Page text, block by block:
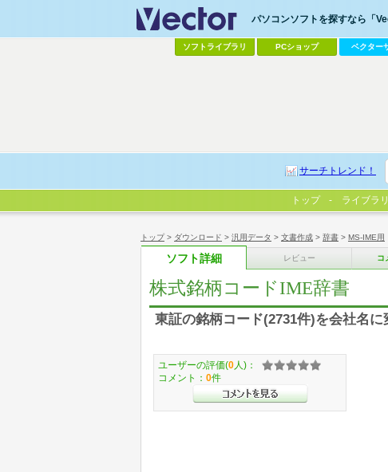
トップ> ダウンロード > 汎用データ > 文書作成 > 辞書 > MS-IME用
ソフト詳細 レビュー コ
株式銘柄コードIME辞書
東証の銘柄コード(2731件)を会社名
ユーザーの評価(0 人)：
コメント： 0件
パソコンソフトを探すなら「
ソフトライブラリ PCショップ ベクター
サーチトレンド！
トップ ライブラリ